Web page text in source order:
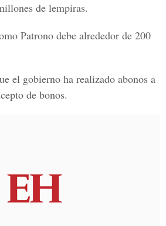
de lempiras.
Patrono debe alrededor de 200
el gobierno ha realizado abonos a
de bonos.